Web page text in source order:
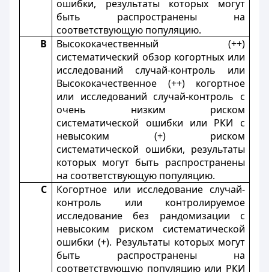
ошибки, результаты которых могут
быть распространены на
соответствующую популяцию.
В
Высококачественный (++)
систематический обзор когортных или
исследований случай-контроль или
Высококачественное (++) когортное
или исследований случай-контроль с
очень низким риском
систематической ошибки или РКИ с
невысоким (+) риском
систематической ошибки, результаты
которых могут быть распространены
на соответствующую популяцию.
С
Когортное или исследование случай-
контроль или контролируемое
исследование без рандомизации с
невысоким риском систематической
ошибки (+). Результаты которых могут
быть распространены на
соответствующую популяцию или РКИ